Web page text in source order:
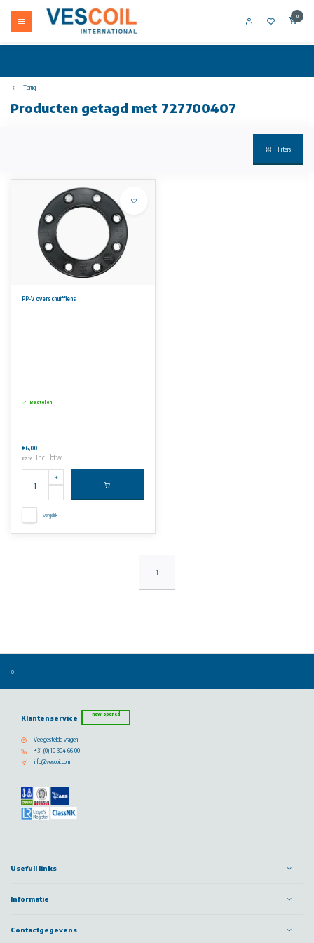
0
Terug
Producten getagd met 727700407
Filters
PP-V overschuifflens
Bestellen
€6,00
€7,26 Incl. btw
Vergelijk
1
Klantenservice now opened
Veelgestelde vragen
+31 (0) 10 304 66 00
info@vescoil.com
Usefull links
Informatie
Contactgegevens